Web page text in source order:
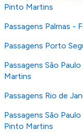
Pinto Martins
Passagens Palmas -
Passagens Porto
Passagens São
Martins
Passagens Rio de
Passagens São
Pinto Martins